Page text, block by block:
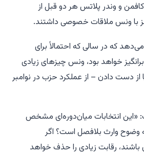
و وندر پلاتس هر دو قبل از
با ونس ملاقات خصوصی داشتند.
که در سالی که احتمالاً برای
خواهد بود، ونس چیزهای زیادی
از دست دادن – از عملکرد حزب در نوامبر
«این انتخابات میان‌دوره‌ای مشخص
وضوح وارث بلافصل است؟ اگر
رقابت زیادی را حذف خواهد